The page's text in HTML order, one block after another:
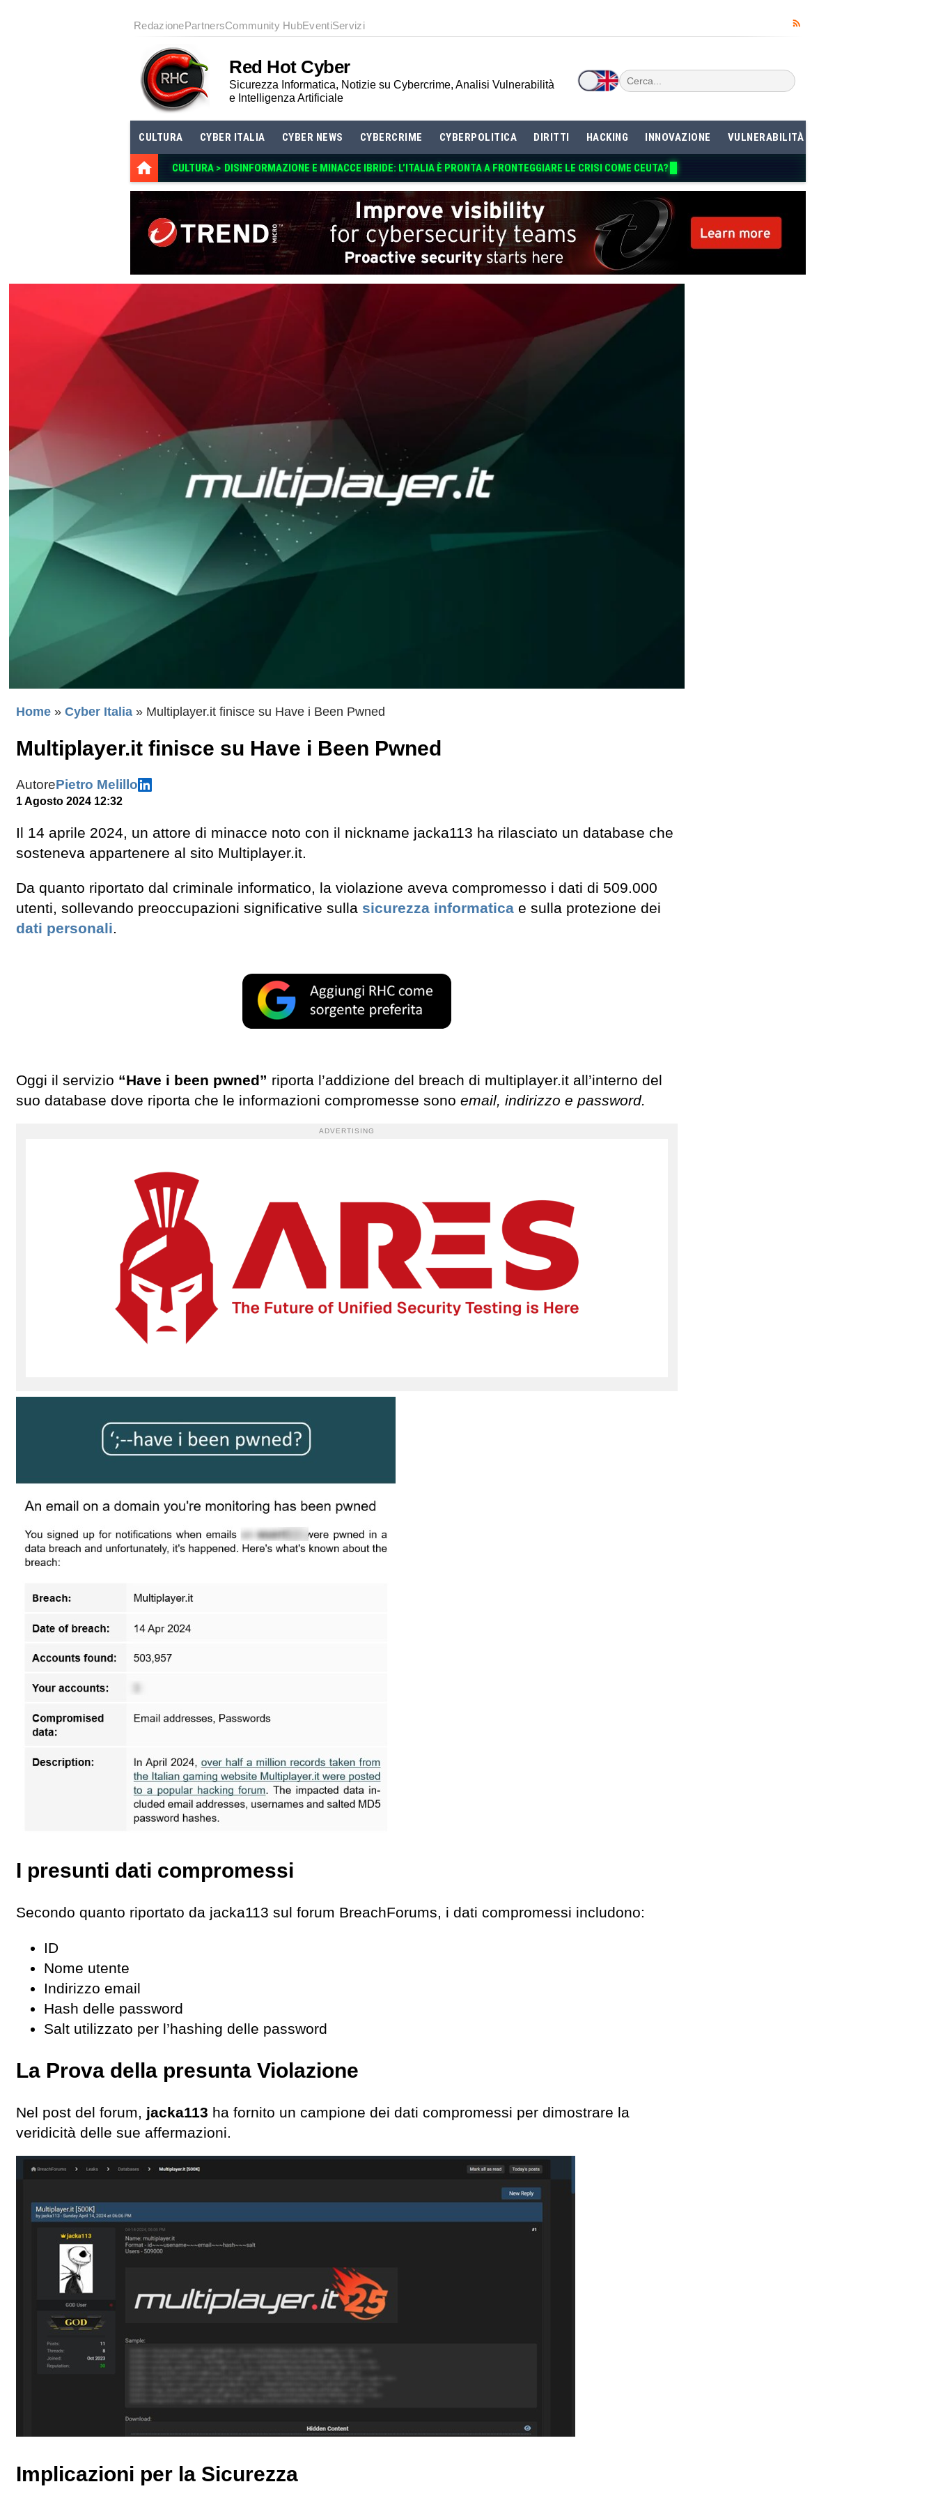
RedazionePartnersCommunity HubEventiServizi
Red Hot Cyber
Sicurezza Informatica, Notizie su Cybercrime, Analisi Vulnerabilità
e Intelligenza Artificiale
CULTURA CYBER ITALIA CYBER NEWS CYBERCRIME CYBERPOLITICA DIRITTI HACKING INNOVAZIONE VULNERABILITÀ
CULTURA > DISINFORMAZIONE E MINACCE IBRIDE: L’ITALIA È PRONTA A FRONTEGGIARE LE CRISI COME CEUTA?
Home » Cyber Italia » Multiplayer.it finisce su Have i Been Pwned
Multiplayer.it finisce su Have i Been Pwned
AutorePietro Melillo
1 Agosto 2024 12:32
Il 14 aprile 2024, un attore di minacce noto con il nickname jacka113 ha rilasciato un database che
sosteneva appartenere al sito Multiplayer.it.
Da quanto riportato dal criminale informatico, la violazione aveva compromesso i dati di 509.000
utenti, sollevando preoccupazioni significative sulla sicurezza informatica e sulla protezione dei
dati personali.
Oggi il servizio “Have i been pwned” riporta l’addizione del breach di multiplayer.it all’interno del
suo database dove riporta che le informazioni compromesse sono email, indirizzo e password.
ADVERTISING
I presunti dati compromessi
Secondo quanto riportato da jacka113 sul forum BreachForums, i dati compromessi includono:
ID
Nome utente
Indirizzo email
Hash delle password
Salt utilizzato per l’hashing delle password
La Prova della presunta Violazione
Nel post del forum, jacka113 ha fornito un campione dei dati compromessi per dimostrare la
veridicità delle sue affermazioni.
Implicazioni per la Sicurezza